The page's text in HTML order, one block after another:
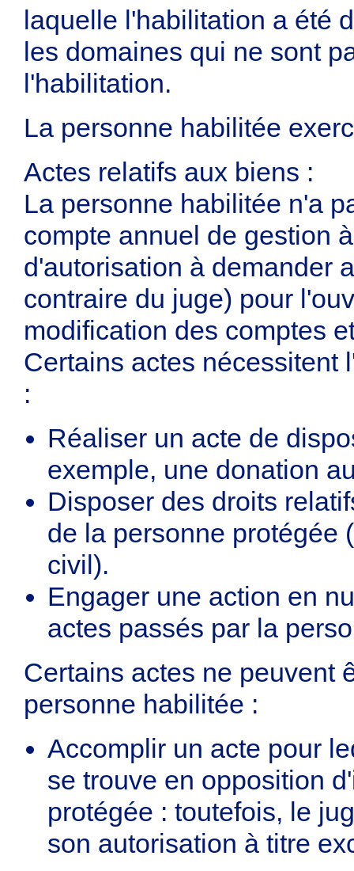
laquelle l'habilitation a été
les domaines qui ne sont
l'habilitation.
La personne habilitée
Actes relatifs aux biens :
La personne habilitée n'a
compte annuel de gestion
d'autorisation à demander
contraire du juge) pour
modification des comptes
Certains actes nécessitent
:
Réaliser un acte de
exemple, une donation
Disposer des droits
de la personne protégée
civil).
Engager une action en
actes passés par la
Certains actes ne peuvent
personne habilitée :
Accomplir un acte pour
se trouve en opposition
protégée : toutefois, le
son autorisation à titre